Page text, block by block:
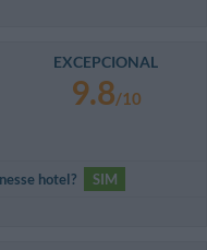
EXCEPCIONAL
9.8/10
hotel?
SIM